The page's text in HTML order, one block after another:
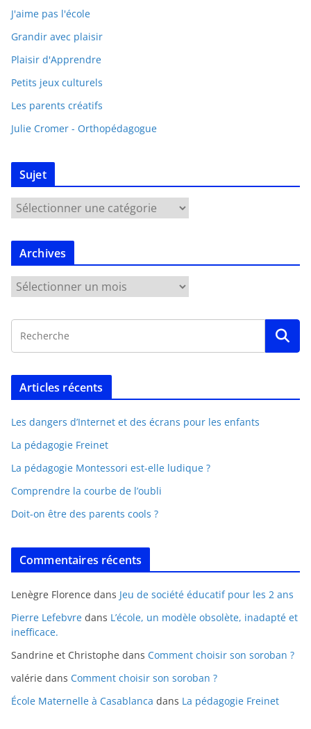
J'aime pas l'école
Grandir avec plaisir
Plaisir d'Apprendre
Petits jeux culturels
Les parents créatifs
Julie Cromer - Orthopédagogue
Sujet
Archives
Articles récents
Les dangers d’Internet et des écrans pour les enfants
La pédagogie Freinet
La pédagogie Montessori est-elle ludique ?
Comprendre la courbe de l’oubli
Doit-on être des parents cools ?
Commentaires récents
Lenègre Florence dans Jeu de société éducatif pour les 2 ans
Pierre Lefebvre dans L’école, un modèle obsolète, inadapté et
inefficace.
Sandrine et Christophe dans Comment choisir son soroban ?
valérie dans Comment choisir son soroban ?
École Maternelle à Casablanca dans La pédagogie Freinet